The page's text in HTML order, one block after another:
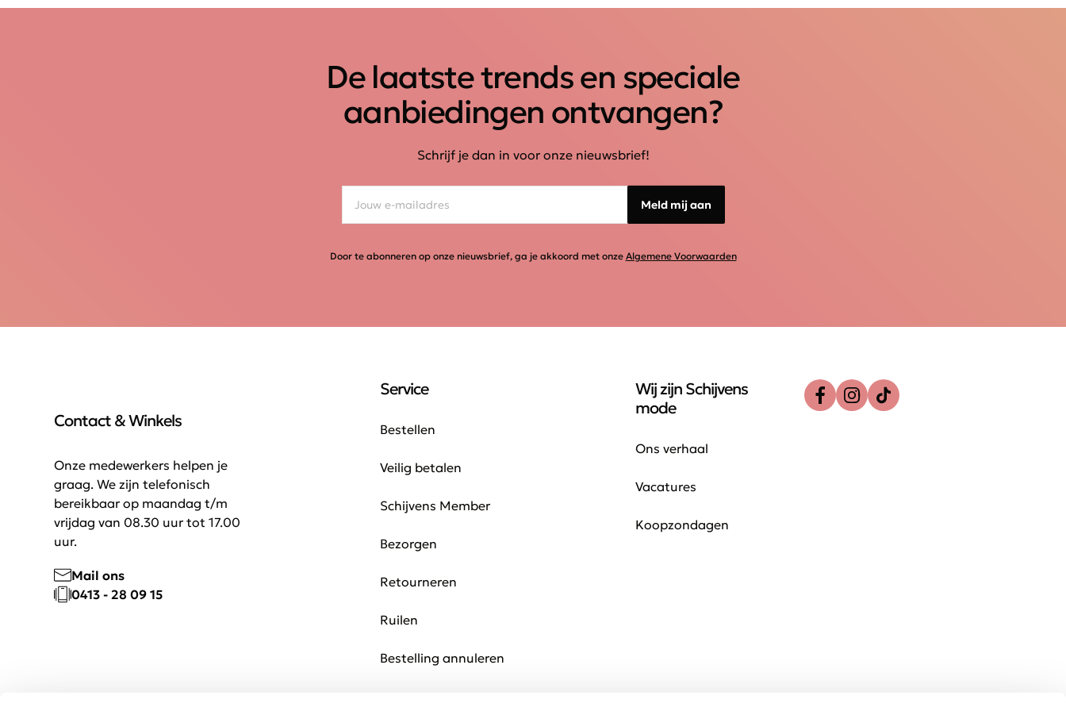
De laatste trends en speciale
aanbiedingen ontvangen?
Schrijf je dan in voor onze nieuwsbrief!
Meld mij aan
Door te abonneren op onze nieuwsbrief, ga je akkoord met onze Algemene Voorwaarden
Contact & Winkels
Onze medewerkers helpen je
graag. We zijn telefonisch
bereikbaar op maandag t/m
vrijdag van 08.30 uur tot 17.00
uur.
Mail ons
0413 - 28 09 15
Service
Bestellen
Veilig betalen
Schijvens Member
Bezorgen
Retourneren
Ruilen
Bestelling annuleren
Wij zijn Schijvens
mode
Ons verhaal
Vacatures
Koopzondagen